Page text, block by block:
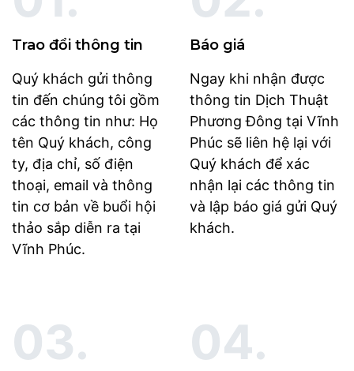
Trao đổi thông tin
Quý khách gửi thông
tin đến chúng tôi gồm
các thông tin như: Họ
tên Quý khách, công
ty, địa chỉ, số điện
thoại, email và thông
tin cơ bản về buổi hội
thảo sắp diễn ra tại
Vĩnh Phúc.
Báo giá
Ngay khi nhận được
thông tin Dịch Thuật
Phương Đông tại Vĩnh
Phúc sẽ liên hệ lại với
Quý khách để xác
nhận lại các thông tin
và lập báo giá gửi Quý
khách.
03. 04.